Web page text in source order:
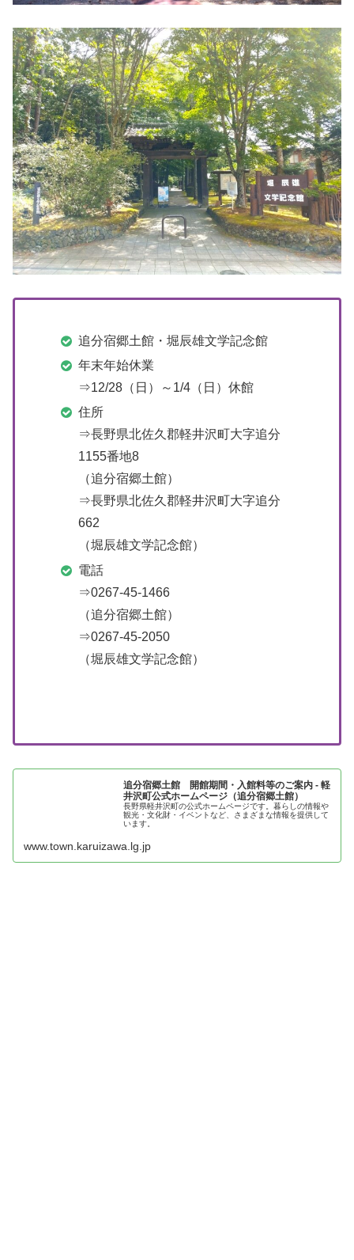
追分宿郷土館・堀辰雄文学記念館
年末年始休業
⇒12/28（日）～1/4（日）休館
住所
⇒長野県北佐久郡軽井沢町大字追分
1155番地8
（追分宿郷土館）
⇒長野県北佐久郡軽井沢町大字追分
662
（堀辰雄文学記念館）
電話
⇒0267-45-1466
（追分宿郷土館）
⇒0267-45-2050
（堀辰雄文学記念館）
追分宿郷土館 開館期間・入館料等のご案内 - 軽
井沢町公式ホームページ（追分宿郷土館）
長野県軽井沢町の公式ホームページです。暮らしの情報や
観光・文化財・イベントなど、さまざまな情報を提供して
います。
www.town.karuizawa.lg.jp